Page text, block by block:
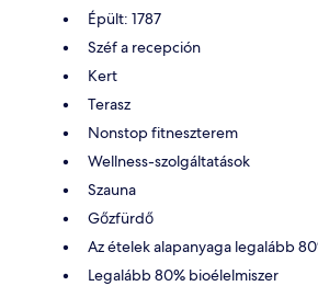
Épült: 1787
Széf a recepción
Kert
Terasz
Nonstop fitneszterem
Wellness-szolgáltatások
Szauna
Gőzfürdő
Az ételek alapanyaga legalább
Legalább 80% bioélelmiszer